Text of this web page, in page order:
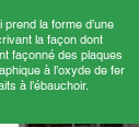
la forme d’une
la façon dont
façonné des plaques
à l’oxyde de fer
à l’ébauchoir.